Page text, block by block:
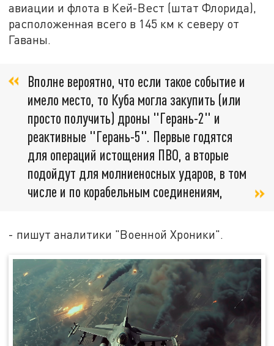
авиации и флота в Кей-Вест (штат Флорида),
расположенная всего в 145 км к северу от
Гаваны.
Вполне вероятно, что если такое событие и
имело место, то Куба могла закупить (или
просто получить) дроны "Герань-2" и
реактивные "Герань-5". Первые годятся
для операций истощения ПВО, а вторые
подойдут для молниеносных ударов, в том
числе и по корабельным соединениям,
- пишут аналитики "Военной Хроники".